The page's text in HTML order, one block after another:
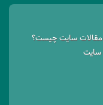
سایت چیست؟